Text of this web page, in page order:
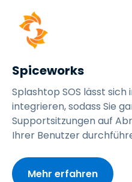
Spiceworks
Splashtop SOS lässt sich
integrieren, sodass Sie
Supportsitzungen auf
Ihrer Benutzer
Mehr erfahren